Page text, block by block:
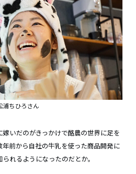
ちひろさん
いだのがきっかけで酪農の世界に足を
前から自社の牛乳を使った商品開発に
れるようになったのだとか。